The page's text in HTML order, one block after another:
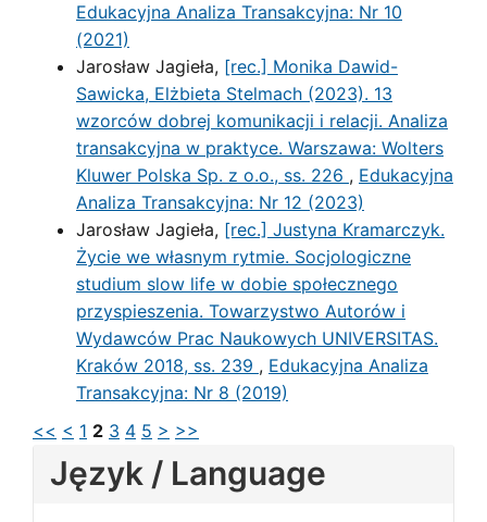
Edukacyjna Analiza Transakcyjna: Nr 10
(2021)
Jarosław Jagieła, [rec.] Monika Dawid-
Sawicka, Elżbieta Stelmach (2023). 13
wzorców dobrej komunikacji i relacji. Analiza
transakcyjna w praktyce. Warszawa: Wolters
Kluwer Polska Sp. z o.o., ss. 226 , Edukacyjna
Analiza Transakcyjna: Nr 12 (2023)
Jarosław Jagieła, [rec.] Justyna Kramarczyk.
Życie we własnym rytmie. Socjologiczne
studium slow life w dobie społecznego
przyspieszenia. Towarzystwo Autorów i
Wydawców Prac Naukowych UNIVERSITAS.
Kraków 2018, ss. 239 , Edukacyjna Analiza
Transakcyjna: Nr 8 (2019)
<< < 1 2 3 4 5 > >>
Język / Language